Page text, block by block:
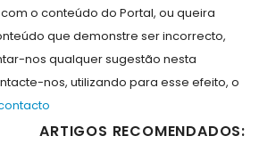
o conteúdo do Portal, ou queira
que demonstre ser incorrecto,
nos qualquer sugestão nesta
nos, utilizando para esse efeito, o
ARTIGOS RECOMENDADOS: